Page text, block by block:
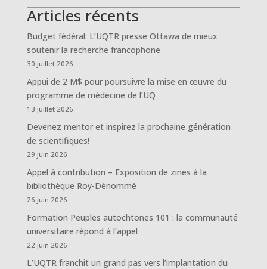
Articles récents
Budget fédéral: L’UQTR presse Ottawa de mieux
soutenir la recherche francophone
30 juillet 2026
Appui de 2 M$ pour poursuivre la mise en œuvre du
programme de médecine de l’UQ
13 juillet 2026
Devenez mentor et inspirez la prochaine génération
de scientifiques!
29 juin 2026
Appel à contribution – Exposition de zines à la
bibliothèque Roy-Dénommé
26 juin 2026
Formation Peuples autochtones 101 : la communauté
universitaire répond à l’appel
22 juin 2026
L’UQTR franchit un grand pas vers l’implantation du